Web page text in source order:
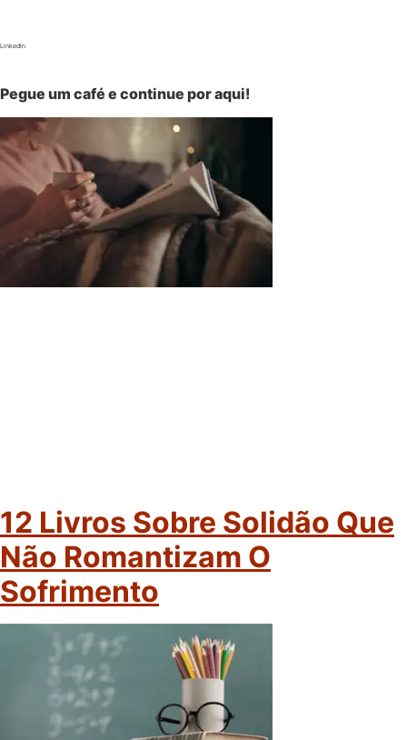
LinkedIn
Pegue um café e continue por aqui!
12 Livros Sobre Solidão Que
Não Romantizam O
Sofrimento